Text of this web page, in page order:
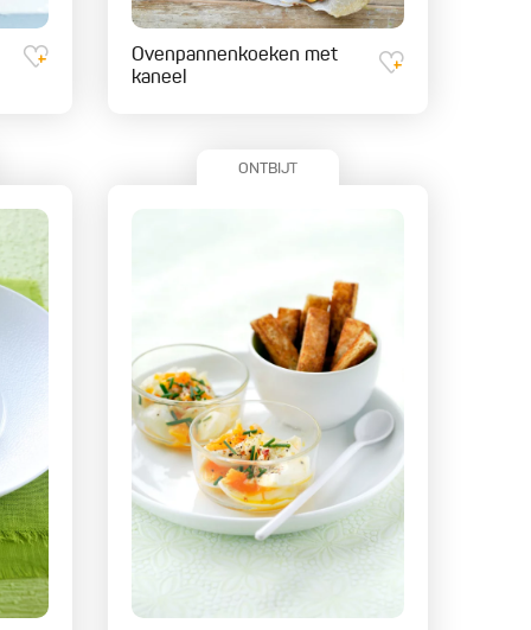
Ovenpannenkoeken met
kaneel
ONTBIJT